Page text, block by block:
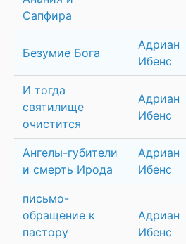
Сапфира
Безумие Бога
Адриан
Ибенс
И тогда
святилище
очистится
Адриан
Ибенс
Ангелы-губители
и смерть Ирода
Адриан
Ибенс
письмо-
обращение к
пастору
Адриан
Ибенс